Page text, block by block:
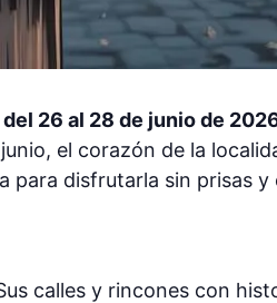
del 26 al 28 de junio de
el corazón de la
para disfrutarla sin prisas y
calles y rincones con